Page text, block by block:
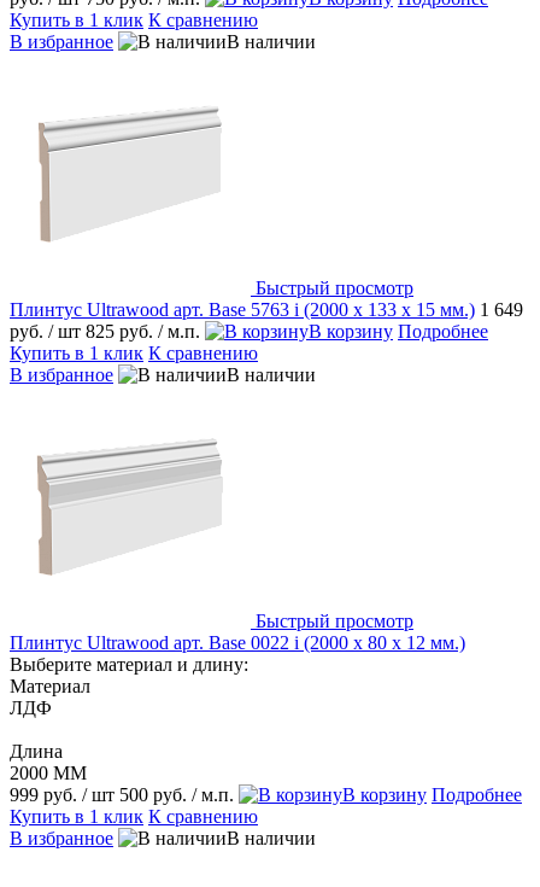
Купить в 1 клик К сравнению
В избранное
В наличии
Быстрый просмотр
Плинтус Ultrawood арт. Base 5763 i (2000 x 133 x 15 мм.) 1 649
руб. / шт 825 руб. / м.п. В корзину Подробнее
Купить в 1 клик К сравнению
В избранное
В наличии
Быстрый просмотр
Плинтус Ultrawood арт. Base 0022 i (2000 x 80 x 12 мм.)
Выберите материал и длину:
Материал
ЛДФ
Длина
2000 ММ
999 руб. / шт 500 руб. / м.п. В корзину Подробнее
Купить в 1 клик К сравнению
В избранное
В наличии